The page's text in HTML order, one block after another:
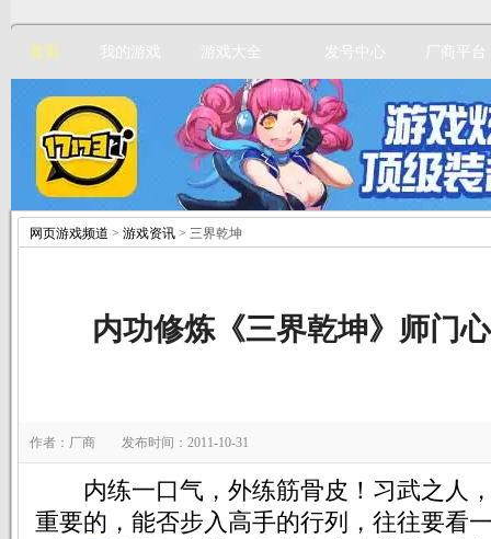
首页 我的游戏 游戏大全 发号中心 厂商平台
网页游戏频道 > 游戏资讯 > 三界乾坤
内功修炼《三界乾坤》师门
作者：厂商 发布时间：2011-10-31
内练一口气，外练筋骨皮！习武之人
重要的，能否步入高手的行列，往往要看
立即注册